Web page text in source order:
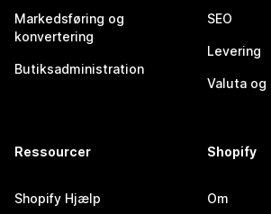
Markedsføring og
konvertering
Butiksadministration
SEO
Levering
Valuta
Ressourcer
Shopify Hjælp
Shopify
Om